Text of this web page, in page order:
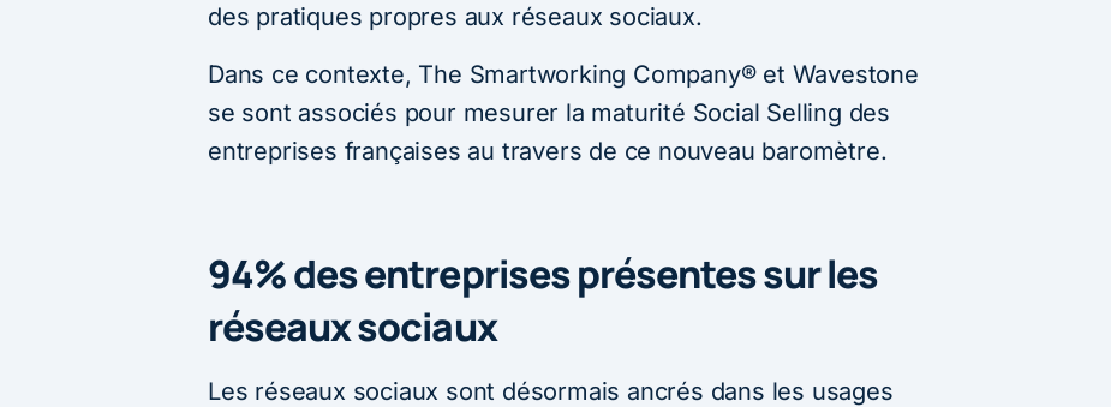
des pratiques propres aux réseaux sociaux.
Dans ce contexte, The Smartworking Company® et Wavestone
se sont associés pour mesurer la maturité Social Selling des
entreprises françaises au travers de ce nouveau baromètre.
94% des entreprises présentes sur les
réseaux sociaux
Les réseaux sociaux sont désormais ancrés dans les usages